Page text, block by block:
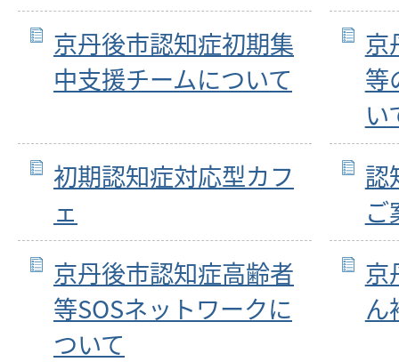
京丹後市認知症初期集
中支援チームについて
京
等
い
初期認知症対応型カフ
ェ
認
ご
京丹後市認知症高齢者
等SOSネットワークに
ついて
京
ん